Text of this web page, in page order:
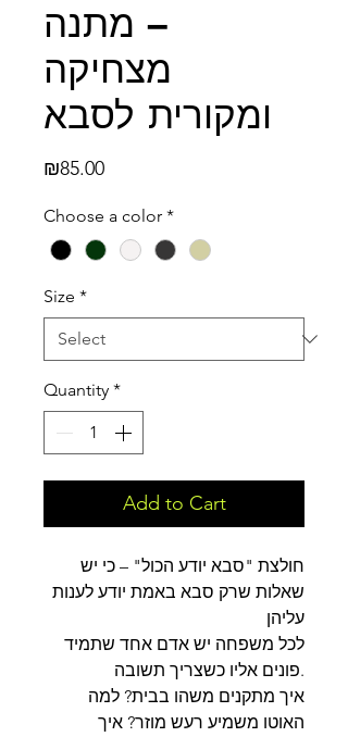
– מתנה
מצחיקה
ומקורית לסבא
₪85.00Price
Choose a color *
Size *
Quantity *
Add to Cart
חולצת "סבא יודע הכול" – כי יש
שאלות שרק סבא באמת יודע לענות
עליהן
לכל משפחה יש אדם אחד שתמיד
פונים אליו כשצריך תשובה.
איך מתקנים משהו בבית? למה
האוטו משמיע רעש מוזר? איך